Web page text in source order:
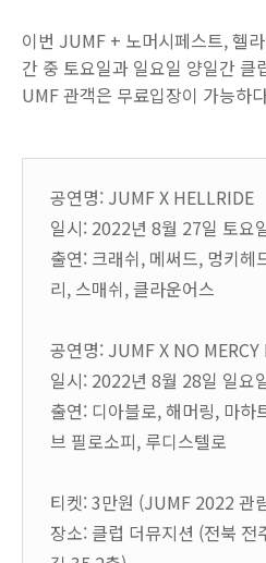
이번 JUMF + 노머시페스트, 헬
간 중 토요일과 일요일 양일간
UMF 관객은 무료입장이 가능하
공연명: JUMF X HELLRIDE
일시: 2022년 8월 27일 토요
출연: 크래쉬, 메써드, 멍키헤
리, 스매쉬, 클라운어스
공연명: JUMF X NO MERCY
일시: 2022년 8월 28일 일요
출연: 디아블로, 해머링, 마하
브 필로소피, 루디스텔로
티켓: 3만원 (JUMF 2022 관
장소: 클럽 더뮤지션 (전북 전